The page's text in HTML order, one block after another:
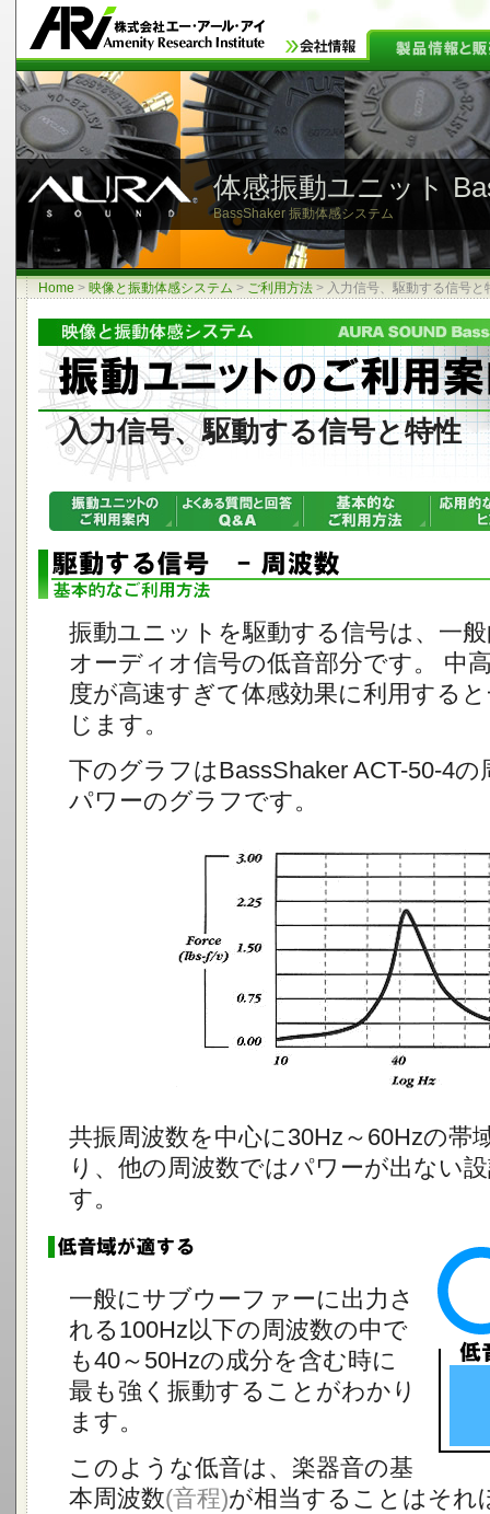
体感振動ユニット
BassShaker 振動体感システム
Home > 映像と振動体感システム > ご利用方法 > 入力信号、駆動する信号と
入力信号、駆動する信号と特性
振動ユニットを駆動する信号は、一
オーディオ信号の低音部分です。 中
度が高速すぎて体感効果に利用する
じます。
下のグラフはBassShaker ACT-50-4の
パワーのグラフです。
共振周波数を中心に30Hz～60Hzの帯
り、他の周波数ではパワーが出ない
す。
一般にサブウーファーに出力さ
れる100Hz以下の周波数の中で
も40～50Hzの成分を含む時に
最も強く振動することがわかり
ます。
このような低音は、楽器音の基
本周波数(音程)が相当することはそれ